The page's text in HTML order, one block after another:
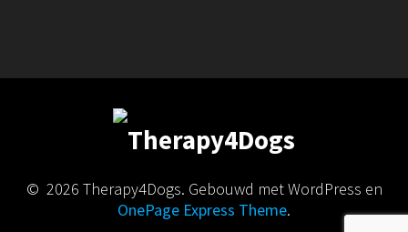
© 2026 Therapy4Dogs. Gebouwd met WordPress en
OnePage Express Theme.